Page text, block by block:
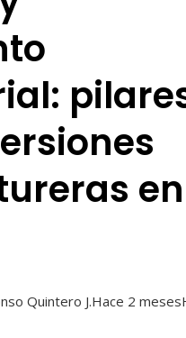
en
Quintero J.Hace 2 meses